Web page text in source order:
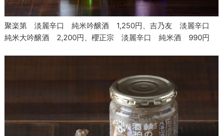
聚楽第 淡麗辛口 純米吟醸酒 1,250円、吉乃友 淡麗辛口
純米大吟醸酒 2,200円、櫻正宗 淡麗辛口 純米酒 990円